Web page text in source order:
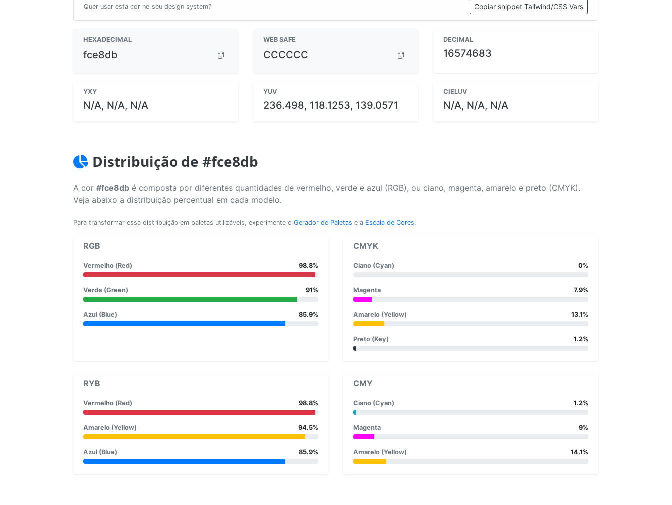
Quer usar esta cor no seu design system? Copiar snippet Tailwind/CSS Vars
HEXADECIMAL
fce8db
WEB SAFE
CCCCCC
DECIMAL
16574683
YXY
N/A, N/A, N/A
YUV
236.498, 118.1253, 139.0571
CIELUV
N/A, N/A, N/A
Distribuição de #fce8db
A cor #fce8db é composta por diferentes quantidades de vermelho, verde e azul (RGB), ou ciano, magenta, amarelo e preto (CMYK).
Veja abaixo a distribuição percentual em cada modelo.
Para transformar essa distribuição em paletas utilizáveis, experimente o Gerador de Paletas e a Escala de Cores.
RGB
Vermelho (Red) 98.8%
Verde (Green) 91%
Azul (Blue) 85.9%
CMYK
Ciano (Cyan) 0%
Magenta 7.9%
Amarelo (Yellow) 13.1%
Preto (Key) 1.2%
RYB
Vermelho (Red) 98.8%
Amarelo (Yellow) 94.5%
Azul (Blue) 85.9%
CMY
Ciano (Cyan) 1.2%
Magenta 9%
Amarelo (Yellow) 14.1%